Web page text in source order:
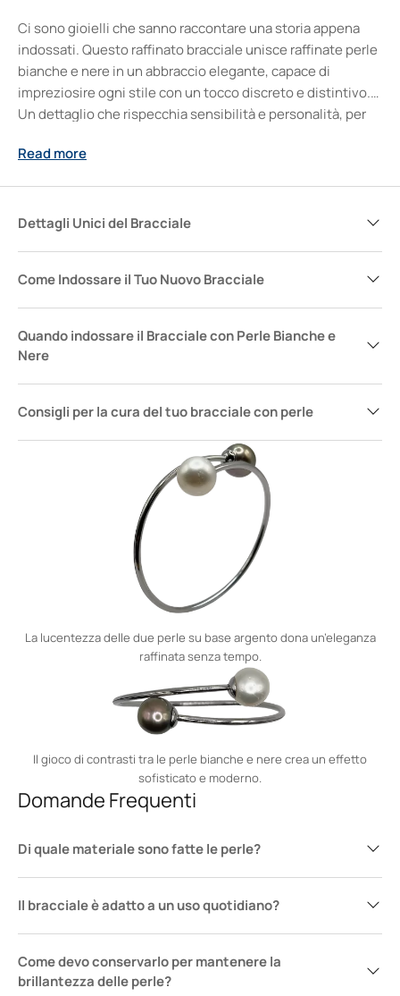
Ci sono gioielli che sanno raccontare una storia appena
indossati. Questo raffinato bracciale unisce raffinate perle
bianche e nere in un abbraccio elegante, capace di
impreziosire ogni stile con un tocco discreto e distintivo.
Un dettaglio che rispecchia sensibilità e personalità, per
chi ama distinguersi con grazia e celebrare la propria
Read more
Dettagli Unici del Bracciale
Come Indossare il Tuo Nuovo Bracciale
Quando indossare il Bracciale con Perle Bianche e
Nere
Consigli per la cura del tuo bracciale con perle
La lucentezza delle due perle su base argento dona un’eleganza
raffinata senza tempo.
Il gioco di contrasti tra le perle bianche e nere crea un effetto
sofisticato e moderno.
Domande Frequenti
Di quale materiale sono fatte le perle?
Il bracciale è adatto a un uso quotidiano?
Come devo conservarlo per mantenere la
brillantezza delle perle?